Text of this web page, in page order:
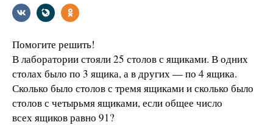
Помогите решить!
В лаборатории стояли 25 столов с ящиками. В одних
столах было по 3 ящика, а в других — по 4 ящика.
Сколько было столов с тремя ящиками и сколько было
столов с четырьмя ящиками, если общее число
всех ящиков равно 91?